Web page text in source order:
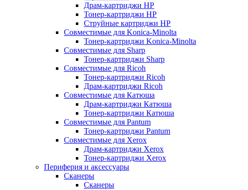
Драм-картриджи HP
Тонер-картриджи HP
Струйные картриджи HP
Совместимые для Konica-Minolta
Тонер-картриджи Konica-Minolta
Совместимые для Sharp
Тонер-картриджи Sharp
Совместимые для Ricoh
Тонер-картриджи Ricoh
Драм-картриджи Ricoh
Совместимые для Катюша
Драм-картриджи Катюша
Тонер-картриджи Катюша
Совместимые для Pantum
Тонер-картриджи Pantum
Совместимые для Xerox
Драм-картриджи Xerox
Тонер-картриджи Xerox
Периферия и аксессуары
Сканеры
Сканеры